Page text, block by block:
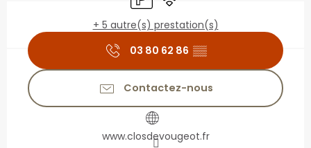
+ 5 autre(s) prestation(s)
03 80 62 86 ▒▒
Contactez-nous
www.closdevougeot.fr